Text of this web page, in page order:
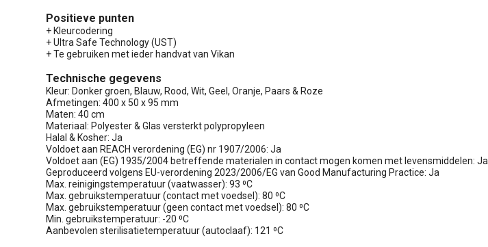
Positieve punten
+ Kleurcodering
+ Ultra Safe Technology (UST)
+ Te gebruiken met ieder handvat van Vikan
Technische gegevens
Kleur: Donker groen, Blauw, Rood, Wit, Geel, Oranje, Paars & Roze
Afmetingen: 400 x 50 x 95 mm
Maten: 40 cm
Materiaal: Polyester & Glas versterkt polypropyleen
Halal & Kosher: Ja
Voldoet aan REACH verordening (EG) nr 1907/2006: Ja
Voldoet aan (EG) 1935/2004 betreffende materialen in contact mogen komen met levensmiddelen: Ja
Geproduceerd volgens EU-verordening 2023/2006/EG van Good Manufacturing Practice: Ja
Max. reinigingstemperatuur (vaatwasser): 93 ⁰C
Max. gebruikstemperatuur (contact met voedsel): 80 ⁰C
Max. gebruikstemperatuur (geen contact met voedsel): 80 ⁰C
Min. gebruikstemperatuur: -20 ⁰C
Aanbevolen sterilisatietemperatuur (autoclaaf): 121 ⁰C